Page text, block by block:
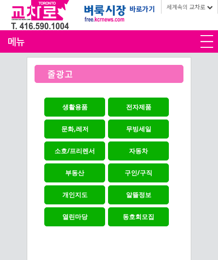
바로가기 세계속의 교차로
메뉴
줄광고